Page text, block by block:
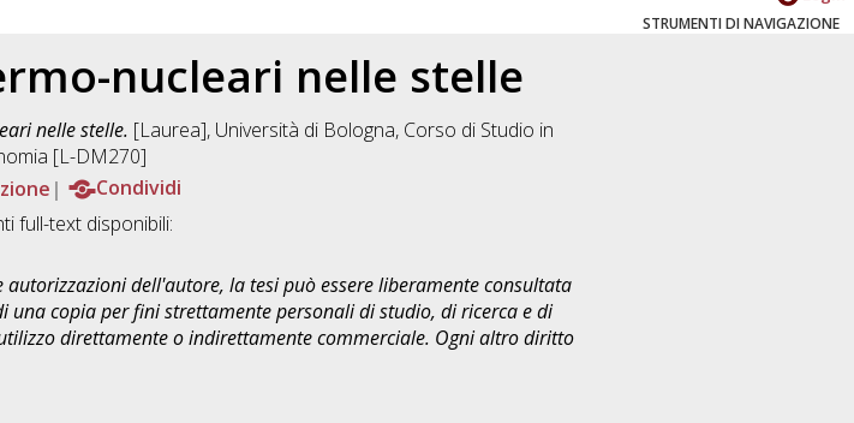
STRUMENTI DI NAVIGAZIONE
nucleari nelle stelle
nelle stelle. [Laurea], Università di Bologna, Corso di Studio in
[L-DM270]
Condividi
full-text disponibili:
autorizzazioni dell'autore, la tesi può essere liberamente consultata
una copia per fini strettamente personali di studio, di ricerca e di
direttamente o indirettamente commerciale. Ogni altro diritto